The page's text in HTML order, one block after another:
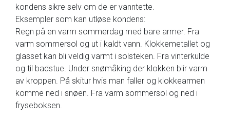
kondens sikre selv om de er vanntette.
Eksempler som kan utløse kondens:
Regn på en varm sommerdag med bare armer. Fra
varm sommersol og ut i kaldt vann. Klokkemetallet og
glasset kan bli veldig varmt i solsteken. Fra vinterkulde
og til badstue. Under snømåking der klokken blir varm
av kroppen. På skitur hvis man faller og klokkearmen
komme ned i snøen. Fra varm sommersol og ned i
fryseboksen.